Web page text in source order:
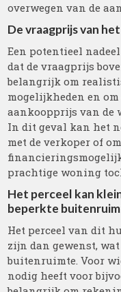
overwegen van de
De vraagprijs van
Een potentieel
dat de vraagprijs
belangrijk om
mogelijkheden en om
aankoopprijs van de
In dit geval kan het
met de verkoper of
prachtige woning
Het perceel kan
beperkte
Het perceel van dit
zijn dan gewenst,
buitenruimte. Voor
nodig heeft voor